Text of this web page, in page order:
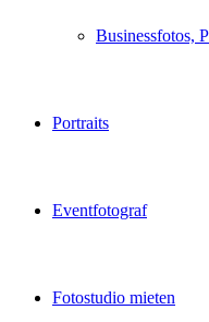
Businessfotos,
Portraits
Eventfotograf
Fotostudio mieten